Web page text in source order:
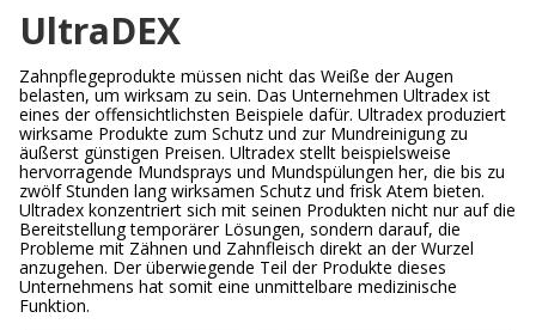
UltraDEX
Zahnpflegeprodukte müssen nicht das Weiße der Augen
belasten, um wirksam zu sein. Das Unternehmen Ultradex ist
eines der offensichtlichsten Beispiele dafür. Ultradex produziert
wirksame Produkte zum Schutz und zur Mundreinigung zu
äußerst günstigen Preisen. Ultradex stellt beispielsweise
hervorragende Mundsprays und Mundspülungen her, die bis zu
zwölf Stunden lang wirksamen Schutz und frisk Atem bieten.
Ultradex konzentriert sich mit seinen Produkten nicht nur auf die
Bereitstellung temporärer Lösungen, sondern darauf, die
Probleme mit Zähnen und Zahnfleisch direkt an der Wurzel
anzugehen. Der überwiegende Teil der Produkte dieses
Unternehmens hat somit eine unmittelbare medizinische
Funktion.